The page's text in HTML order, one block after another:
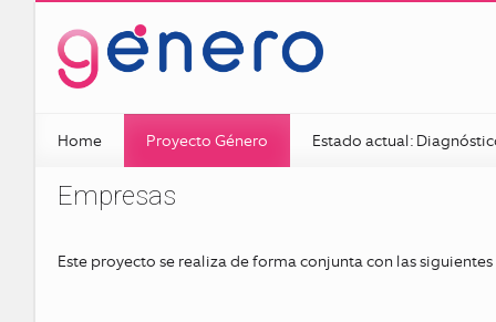
Home Proyecto Género Estado actual:
Empresas
Este proyecto se realiza de forma conjunta con las